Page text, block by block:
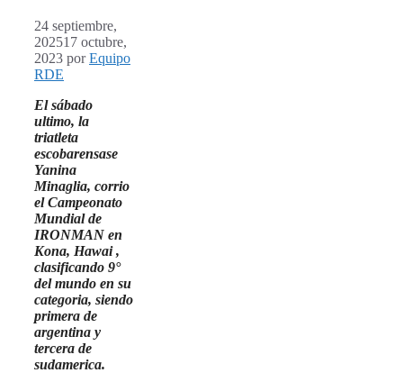
24 septiembre,
202517 octubre,
2023 porEquipo
RDE
El sábado
ultimo, la
triatleta
escobarensase
Yanina
Minaglia, corrio
el Campeonato
Mundial de
IRONMAN en
Kona, Hawai ,
clasificando 9°
del mundo en su
categoria, siendo
primera de
argentina y
tercera de
sudamerica.